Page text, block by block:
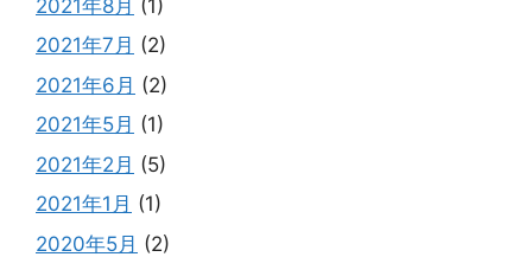
2021年8月 (1)
2021年7月 (2)
2021年6月 (2)
2021年5月 (1)
2021年2月 (5)
2021年1月 (1)
2020年5月 (2)